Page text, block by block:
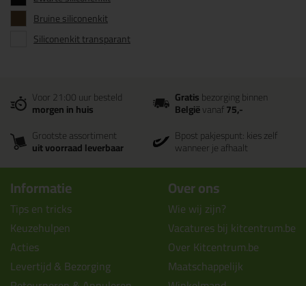
Bruine siliconenkit
Siliconenkit transparant
Voor 21:00 uur besteld
morgen in huis
Gratisbezorging binnen
Belgiëvanaf75,-
Grootste assortiment
uit voorraad leverbaar
Bpost pakjespunt: kies zelf
wanneer je afhaalt
Informatie
Tips en tricks
Keuzehulpen
Acties
Levertijd & Bezorging
Over ons
Wie wij zijn?
Vacatures bij kitcentrum.be
Over Kitcentrum.be
Maatschappelijk